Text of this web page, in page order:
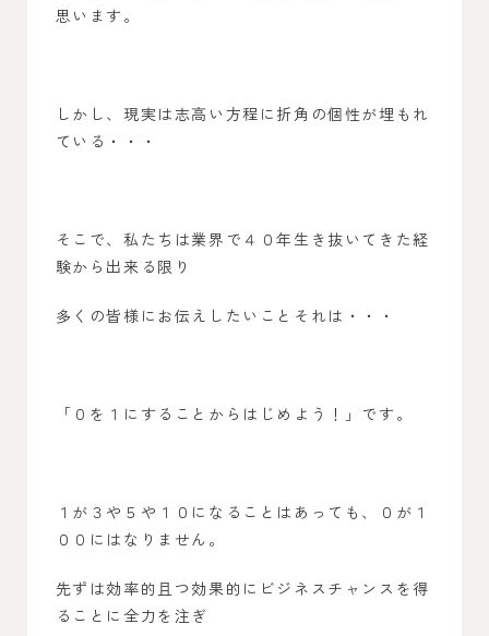
思います。
しかし、現実は志高い方程に折角の個性が埋もれ
ている・・・
そこで、私たちは業界で４０年生き抜いてきた経
験から出来る限り
多くの皆様にお伝えしたいことそれは・・・
「０を１にすることからはじめよう！」です。
１が３や５や１０になることはあっても、０が１
００にはなりません。
先ずは効率的且つ効果的にビジネスチャンスを得
ることに全力を注ぎ